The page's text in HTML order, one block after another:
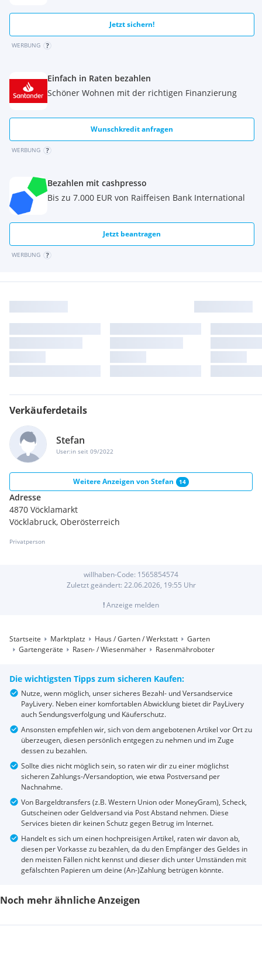
Jetzt sichern!
WERBUNG
Einfach in Raten bezahlen
Schöner Wohnen mit der richtigen Finanzierung
Wunschkredit anfragen
WERBUNG
Bezahlen mit cashpresso
Bis zu 7.000 EUR von Raiffeisen Bank International
Jetzt beantragen
WERBUNG
Verkäuferdetails
Stefan
User:in seit 09/2022
Weitere Anzeigen von Stefan 14
Adresse
4870 Vöcklamarkt
Vöcklabruck, Oberösterreich
Privatperson
willhaben-Code: 1565854574
Zuletzt geändert: 22.06.2026, 19:55 Uhr
!Anzeige melden
Startseite Marktplatz Haus / Garten / Werkstatt
Garten
Gartengeräte
Rasen- / Wiesenmäher Rasenmähroboter
Die wichtigsten Tipps zum sicheren Kaufen:
Nutze, wenn möglich, unser sicheres Bezahl- und Versandservice
PayLivery. Neben einer komfortablen Abwicklung bietet dir PayLivery
auch Sendungsverfolgung und Käuferschutz.
Ansonsten empfehlen wir, sich von dem angebotenen Artikel vor Ort zu
überzeugen, diesen persönlich entgegen zu nehmen und im Zuge
dessen zu bezahlen.
Sollte dies nicht möglich sein, so raten wir dir zu einer möglichst
sicheren Zahlungs-/Versandoption, wie etwa Postversand per
Nachnahme.
Von Bargeldtransfers (z.B. Western Union oder MoneyGram), Scheck,
Gutscheinen oder Geldversand via Post Abstand nehmen. Diese
Services bieten dir keinen Schutz gegen Betrug im Internet.
Handelt es sich um einen hochpreisigen Artikel, raten wir davon ab,
diesen per Vorkasse zu bezahlen, da du den Empfänger des Geldes in
den meisten Fällen nicht kennst und dieser dich unter Umständen mit
gefälschten Papieren um deine (An-)Zahlung betrügen könnte.
Noch mehr ähnliche Anzeigen